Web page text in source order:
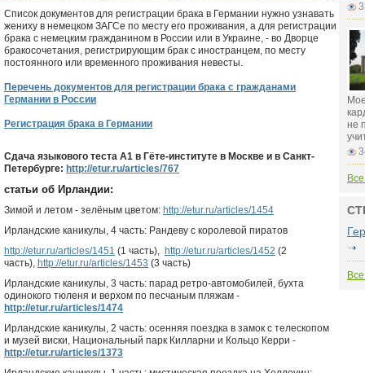
Список документов для регистрации брака в Германии нужно узнавать
жениху в немецком ЗАГСе по месту его проживания, а для регистрации
брака с немецким гражданином в России или в Украине, - во Дворце
бракосочетания, регистрирующим брак с иностранцем, по месту
постоянного или временного проживания невесты.
Перечень документов для регистрации брака с гражданами
Германии в России
Регистрация брака в Германии
Сдача языкового теста А1 в Гёте-институте в Москве и в Санкт-
Петербурге: http://etur.ru/articles/767
статьи об Ирландии:
Зимой и летом - зелёным цветом: http://etur.ru/articles/1454
Ирландские каникулы, 4 часть: Рандеву с королевой пиратов
http://etur.ru/articles/1451 (1 часть), http://etur.ru/articles/1452 (2
часть), http://etur.ru/articles/1453 (3 часть)
Ирландские каникулы, 3 часть: парад ретро-автомобилей, бухта
одинокого тюленя и верхом по песчаным пляжам -
http://etur.ru/articles/1474
Ирландские каникулы, 2 часть: осенняя поездка в замок с телескопом
и музей виски, Национальный парк Килларни и Кольцо Керри -
http://etur.ru/articles/1373
не